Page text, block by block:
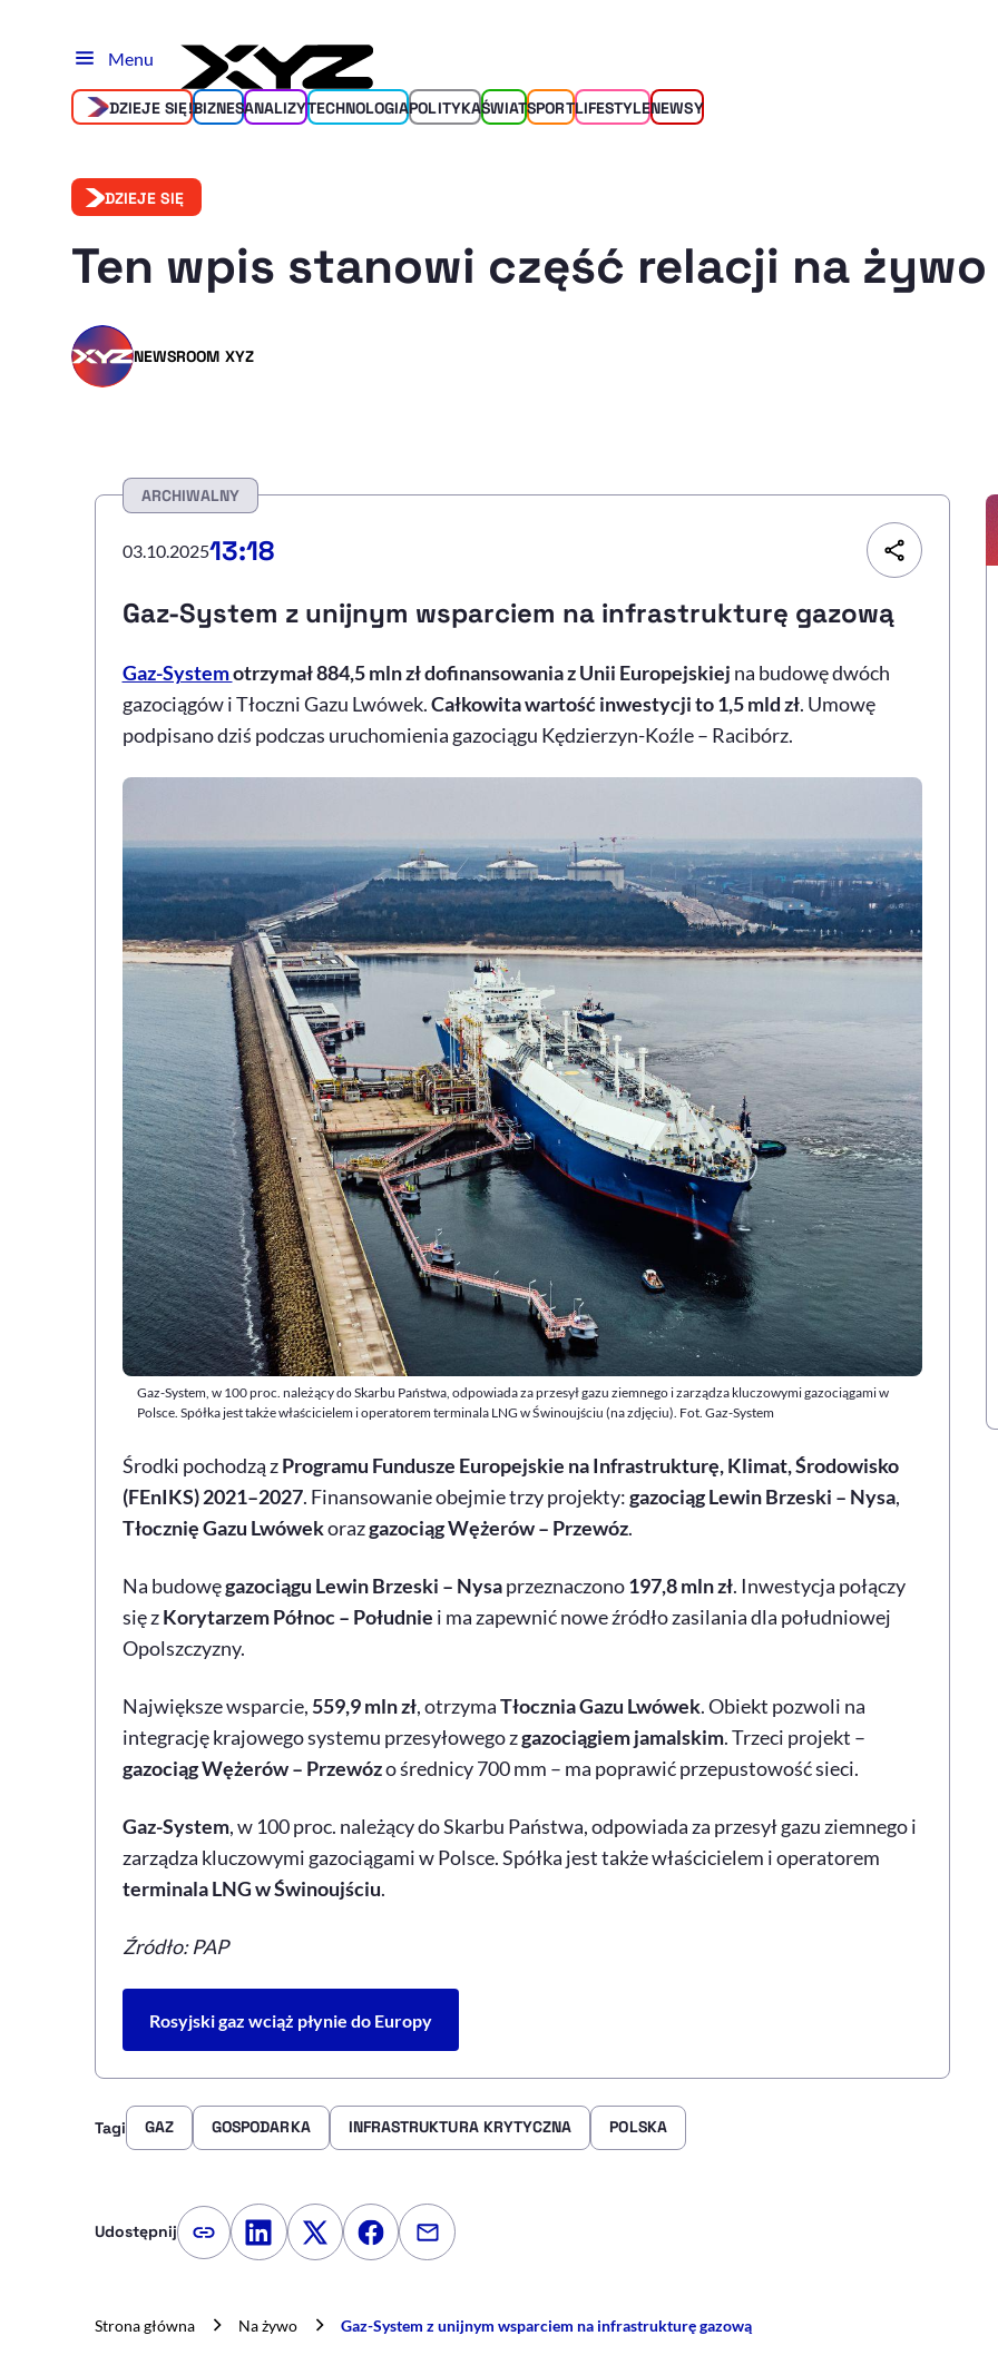
Menu
DZIEJE SIĘ!BIZNESANALIZYTECHNOLOGIAPOLITYKAŚWIATSPORTLIFESTYLENEWSY
DZIEJE SIĘ
Ten wpis stanowi część relacji na
NEWSROOM XYZ
ARCHIWALNY
03.10.202513:18
Gaz-System z unijnym wsparciem na infrastrukturę gazową
Gaz-Systemotrzymał 884,5 mln zł dofinansowania z Unii Europejskiej na budowę dwóch
gazociągów i Tłoczni Gazu Lwówek.Całkowita wartość inwestycji to 1,5 mld zł. Umowę
podpisano dziś podczas uruchomienia gazociągu Kędzierzyn-Koźle – Racibórz.
Gaz-System, w 100 proc. należący do Skarbu Państwa, odpowiada za przesył gazu ziemnego i zarządza kluczowymi gazociągami w
Polsce. Spółka jest także właścicielem i operatorem terminala LNG w Świnoujściu (na zdjęciu). Fot. Gaz-System
Środki pochodzą zProgramu Fundusze Europejskie na Infrastrukturę, Klimat, Środowisko
(FEnIKS) 2021–2027. Finansowanie obejmie trzy projekty:gazociąg Lewin Brzeski – Nysa,
Tłocznię Gazu Lwówekorazgazociąg Wężerów – Przewóz.
Na budowęgazociągu Lewin Brzeski – Nysaprzeznaczono197,8 mln zł. Inwestycja połączy
się zKorytarzem Północ – Południe i ma zapewnić nowe źródło zasilania dla południowej
Opolszczyzny.
Największe wsparcie, 559,9 mln zł, otrzymaTłocznia Gazu Lwówek. Obiekt pozwoli na
integrację krajowego systemu przesyłowego zgazociągiem jamalskim. Trzeci projekt –
gazociąg Wężerów – Przewózo średnicy 700 mm – ma poprawić przepustowość sieci.
Gaz-System, w 100 proc. należący do Skarbu Państwa, odpowiada za przesył gazu ziemnego i
zarządza kluczowymi gazociągami w Polsce. Spółka jest także właścicielem i operatorem
terminala LNG w Świnoujściu.
Źródło: PAP
Rosyjski gaz wciąż płynie do Europy
Tagi GAZ GOSPODARKA INFRASTRUKTURA KRYTYCZNA POLSKA
Udostępnij Kopiuj link artykułu
Udostępnij na LinkedIn
Udostępnij na Twitterze
Udostępnij na Facebooku
Udostępnij przez e-mail
Strona główna Na żywo Gaz-System z unijnym wsparciem na infrastrukturę gazową